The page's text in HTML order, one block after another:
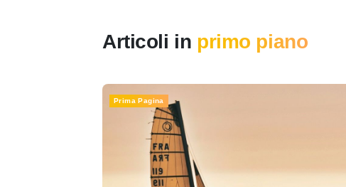
Articoli in primo piano
Prima Pagina